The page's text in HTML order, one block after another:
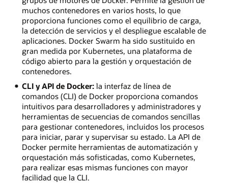
muchos contenedores en varios hosts, lo que
proporciona funciones como el equilibrio de carga,
la detección de servicios y el despliegue escalable de
aplicaciones. Docker Swarm ha sido sustituido en
gran medida por Kubernetes, una plataforma de
código abierto para la gestión y orquestación de
contenedores.
CLI y API de Docker:la interfaz de línea de
comandos (CLI) de Docker proporciona comandos
intuitivos para desarrolladores y administradores y
herramientas de secuencias de comandos sencillas
para gestionar contenedores, incluidos los procesos
para iniciar, parar y supervisar su estado. La API de
Docker permite herramientas de automatización y
orquestación más sofisticadas, como Kubernetes,
para realizar esas mismas funciones con mayor
facilidad que la CLI.